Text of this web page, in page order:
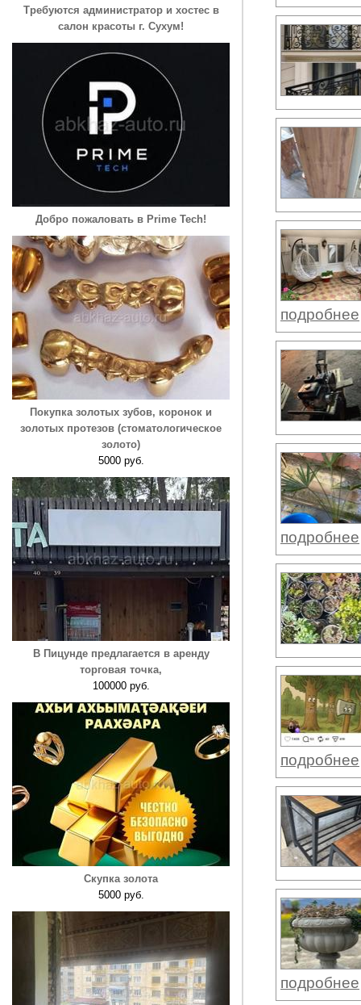
Требуются администратор и хостес в
салон красоты г. Сухум!
Добро пожаловать в Prime Tech!
Покупка золотых зубов, коронок и
золотых протезов (стоматологическое
золото)
5000 руб.
В Пицунде предлагается в аренду
торговая точка,
100000 руб.
Скупка золота
5000 руб.
подробнее
подробнее
подробнее
подробнее